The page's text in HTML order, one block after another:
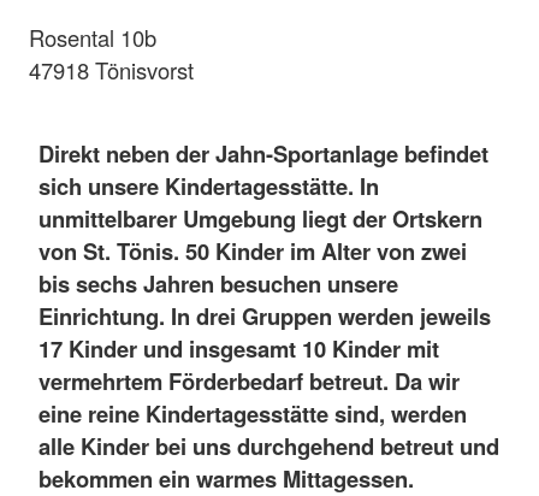
Rosental 10b
47918 Tönisvorst
Direkt neben der Jahn-Sportanlage befindet
sich unsere Kindertagesstätte. In
unmittelbarer Umgebung liegt der Ortskern
von St. Tönis. 50 Kinder im Alter von zwei
bis sechs Jahren besuchen unsere
Einrichtung. In drei Gruppen werden jeweils
17 Kinder und insgesamt 10 Kinder mit
vermehrtem Förderbedarf betreut. Da wir
eine reine Kindertagesstätte sind, werden
alle Kinder bei uns durchgehend betreut und
bekommen ein warmes Mittagessen.